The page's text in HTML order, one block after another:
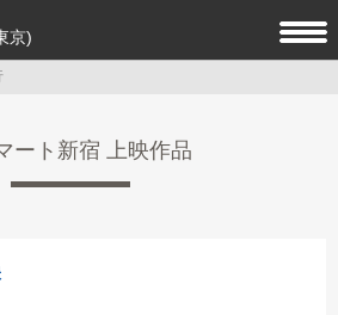
京)
ート新宿 上映作品